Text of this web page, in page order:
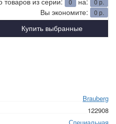
0 0 р.
Вы экономите: 0 р.
Купить выбранные
Brauberg
122908